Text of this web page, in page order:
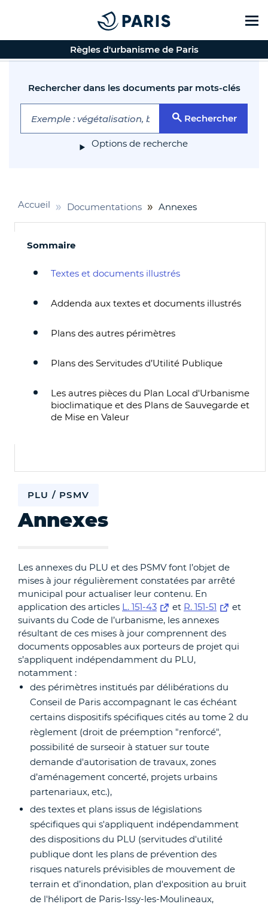
Cookies management panel
Top of the page
Règles d'urbanisme de Paris
Rechercher dans les documents par mots-clés
Rechercher
Options de recherche
Accueil Documentations Annexes
Sommaire
Textes et documents illustrés
Addenda aux textes et documents illustrés
Plans des autres périmètres
Plans des Servitudes d’Utilité Publique
Les autres pièces du Plan Local d'Urbanisme
bioclimatique et des Plans de Sauvegarde et
de Mise en Valeur
Annexes
PLU / PSMV
Les annexes du PLU et des PSMV font l’objet de
mises à jour régulièrement constatées par arrêté
municipal pour actualiser leur contenu. En
application des articles L. 151-43 et R. 151-51
et
suivants du Code de l’urbanisme, les annexes
résultant de ces mises à jour comprennent des
documents opposables aux porteurs de projet qui
s’appliquent indépendamment du PLU,
notamment :
des périmètres institués par délibérations du
Conseil de Paris accompagnant le cas échéant
certains dispositifs spécifiques cités au tome 2 du
règlement (droit de préemption "renforcé",
possibilité de surseoir à statuer sur toute
demande d'autorisation de travaux, zones
d’aménagement concerté, projets urbains
partenariaux, etc.),
des textes et plans issus de législations
spécifiques qui s'appliquent indépendamment
des dispositions du PLU (servitudes d'utilité
publique dont les plans de prévention des
risques naturels prévisibles de mouvement de
terrain et d’inondation, plan d'exposition au bruit
de l'héliport de Paris-Issy-les-Moulineaux,